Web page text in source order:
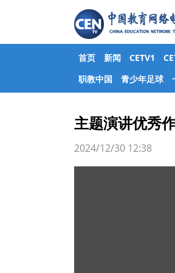
首页 新闻 CETV1
职教中国
青少年足球
主题演讲优秀
2024/12/30 12:38